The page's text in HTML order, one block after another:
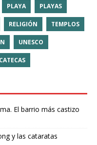
PLAYA PLAYAS
RELIGIÓN TEMPLOS
UNESCO
El barrio más castizo
y las cataratas